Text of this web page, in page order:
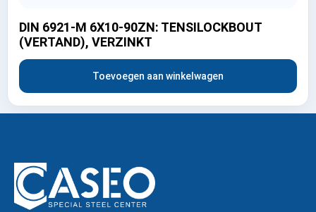
DIN 6921-M 6X10-90ZN: TENSILOCKBOUT
(VERTAND), VERZINKT
Toevoegen aan winkelwagen